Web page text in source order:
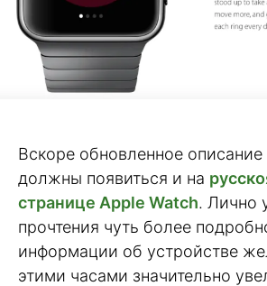
Вскоре обновленное
должны появиться и на
странице Apple Watch. Лично
прочтения чуть более
информации об устройстве
этими часами значительно